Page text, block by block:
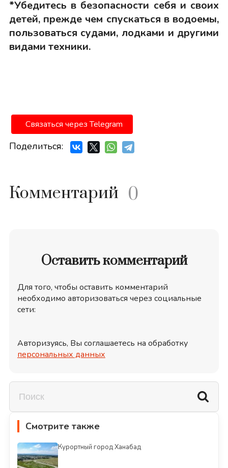
*Убедитесь в безопасности себя и своих
детей, прежде чем спускаться в водоемы,
пользоваться судами, лодками и другими
видами техники.
Связаться через Telegram
Поделиться:
Комментарий 0
Оставить комментарий
Для того, чтобы оставить комментарий
необходимо авторизоваться через социальные
сети:
Авторизуясь, Вы соглашаетесь на обработку
персональных данных
Смотрите также
Курортный город Ханабад